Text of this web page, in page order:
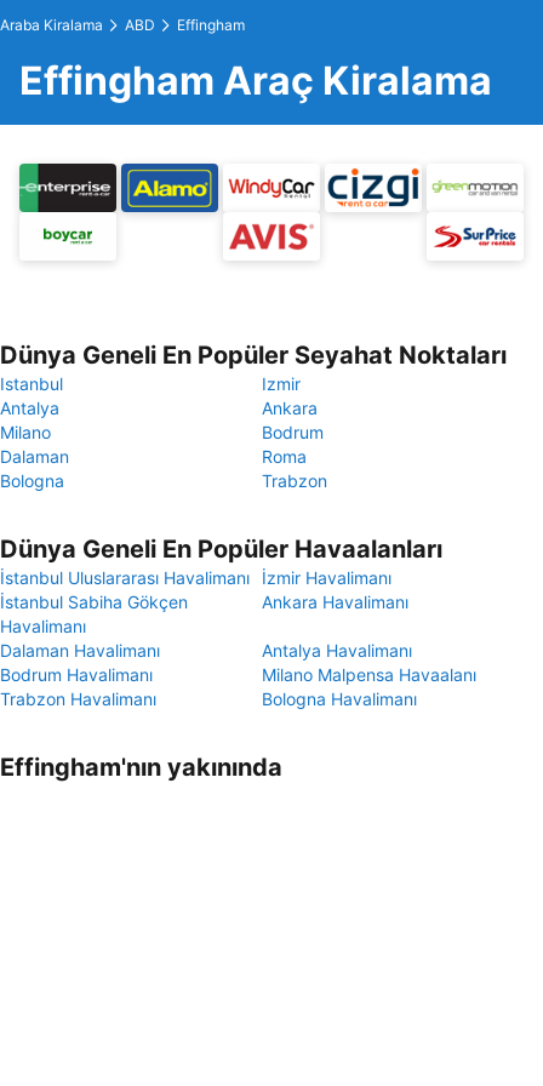
Araba Kiralama ABD Effingham
Effingham Araç Kiralama
Dünya Geneli En Popüler Seyahat Noktaları
Istanbul
Izmir
Antalya
Ankara
Milano
Bodrum
Dalaman
Roma
Bologna
Trabzon
Dünya Geneli En Popüler Havaalanları
İstanbul Uluslararası Havalimanı
İzmir Havalimanı
İstanbul Sabiha Gökçen
Havalimanı
Ankara Havalimanı
Dalaman Havalimanı
Antalya Havalimanı
Bodrum Havalimanı
Milano Malpensa Havaalanı
Trabzon Havalimanı
Bologna Havalimanı
Effingham'nın yakınında